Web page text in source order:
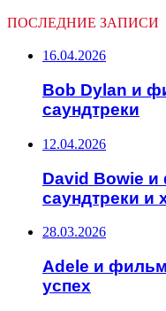
ПОСЛЕДНИЕ ЗАПИСИ
16.04.2026
Bob Dylan и
саундтреки
12.04.2026
David Bowie
саундтреки и
28.03.2026
Adele и
успех